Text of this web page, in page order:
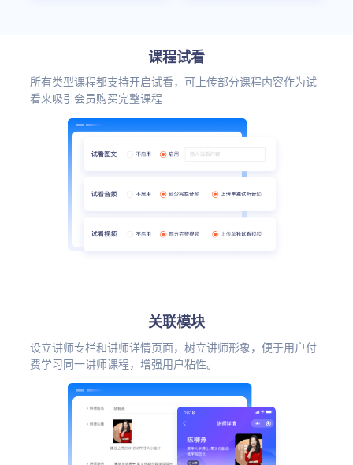
课程试看
所有类型课程都支持开启试看，可上传部分课程内容作为试
看来吸引会员购买完整课程
关联模块
设立讲师专栏和讲师详情页面，树立讲师形象，便于用户付
费学习同一讲师课程，增强用户粘性。